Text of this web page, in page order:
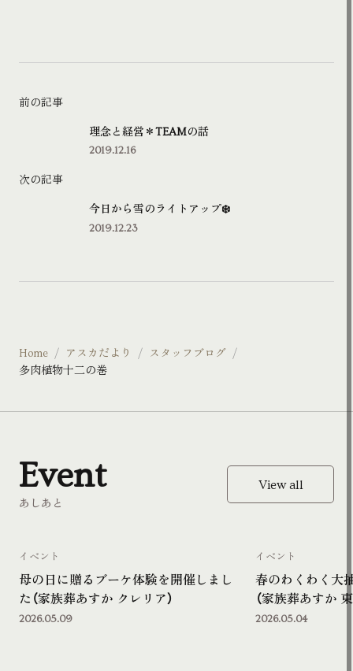
前の記事
理念と経営＊TEAMの話
2019.12.16
次の記事
今日から雪のライトアップ❄️
2019.12.23
Home アスカだより
スタッフブログ
多肉植物十二の巻
あしあと
Event View all
母の日に贈るブーケ体験を開催しまし
た（家族葬あすか クレリア）
イベント
2026.05.09
春のわくわく大
（家族葬あすか
イベント
2026.05.04